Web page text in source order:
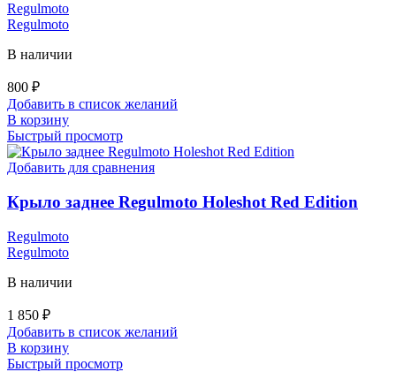
Regulmoto
Regulmoto
В наличии
800 ₽
Добавить в список желаний
В корзину
Быстрый просмотр
Добавить для сравнения
Крыло заднее Regulmoto Holeshot Red Edition
Regulmoto
Regulmoto
В наличии
1 850 ₽
Добавить в список желаний
В корзину
Быстрый просмотр